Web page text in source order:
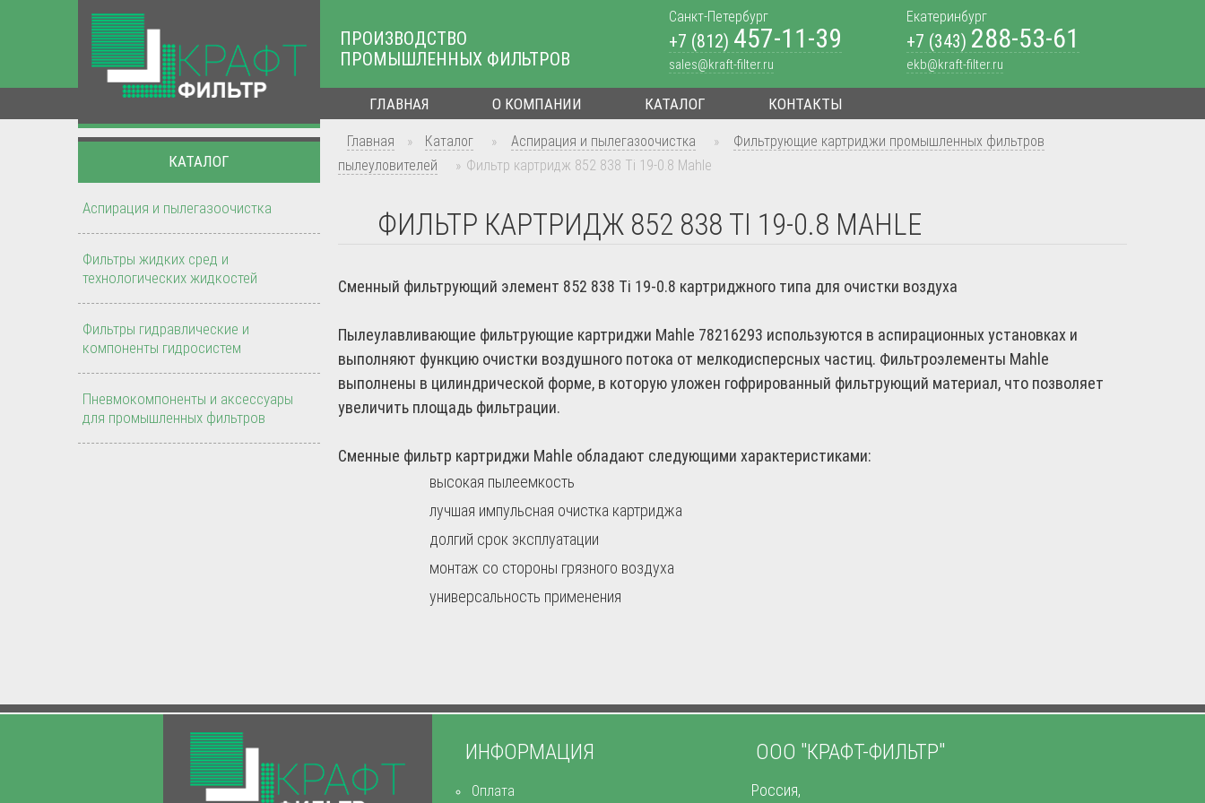
ПРОИЗВОДСТВО
ПРОМЫШЛЕННЫХ ФИЛЬТРОВ
Санкт-Петербург
+7 (812) 457-11-39
sales@kraft-filter.ru
Екатеринбург
+7 (343) 288-53-61
ekb@kraft-filter.ru
ГЛАВНАЯ О КОМПАНИИ КАТАЛОГ КОНТАКТЫ
Главная » Каталог » Аспирация и пылегазоочистка »
Фильтрующие картриджи промышленных фильтров
пылеуловителей
» Фильтр картридж 852 838 Ti 19-0.8 Mahle
ФИЛЬТР КАРТРИДЖ 852 838 TI 19-0.8 MAHLE
Сменный фильтрующий элемент 852 838 Ti 19-0.8 картриджного типа для очистки воздуха
Пылеулавливающие фильтрующие картриджи Mahle 78216293 используются в аспирационных установках и
выполняют функцию очистки воздушного потока от мелкодисперсных частиц. Фильтроэлементы Mahle
выполнены в цилиндрической форме, в которую уложен гофрированный фильтрующий материал, что позволяет
увеличить площадь фильтрации.
Сменные фильтр картриджи Mahle обладают следующими характеристиками:
высокая пылеемкость
лучшая импульсная очистка картриджа
долгий срок эксплуатации
монтаж со стороны грязного воздуха
универсальность применения
КАТАЛОГ
Аспирация и пылегазоочистка
Фильтры жидких сред и
технологических жидкостей
Фильтры гидравлические и
компоненты гидросистем
Пневмокомпоненты и аксессуары
для промышленных фильтров
ИНФОРМАЦИЯ
Оплата
ООО "КРАФТ-ФИЛЬТР"
Россия,